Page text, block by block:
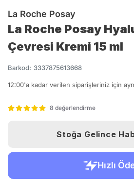
La Roche Posay
La Roche Posay
Çevresi Kremi 15 ml
Barkod: 3337875613668
12:00'a kadar verilen siparişleriniz için
8 değerlendirme
Stoğa Gelince